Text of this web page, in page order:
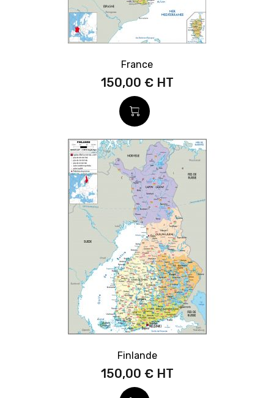
France
150,00 €
Finlande
150,00 €